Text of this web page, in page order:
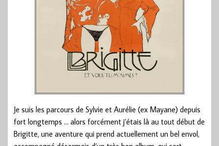
Je suis les parcours de Sylvie et Aurélie (ex Mayane) depuis
fort longtemps … alors forcément j’étais là au tout début de
Brigitte, une aventure qui prend actuellement un bel envol,